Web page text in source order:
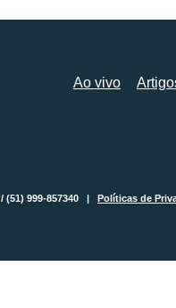
Ao vivo
/ (51) 999-857340 | Políticas de